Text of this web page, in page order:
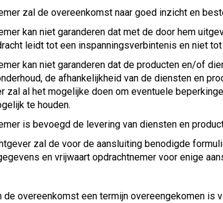
zal de overeenkomst naar goed inzicht en
kan niet garanderen dat met de door hem
leidt tot een inspanningsverbintenis en niet
kan niet garanderen dat de producten en/of
de afhankelijkheid van de diensten en
zal al het mogelijke doen om eventuele
te houden.
is bevoegd de levering van diensten en
zal de voor de aansluiting benodigde
en vrijwaart opdrachtnemer voor enige
de overeenkomst een termijn overeengekomen